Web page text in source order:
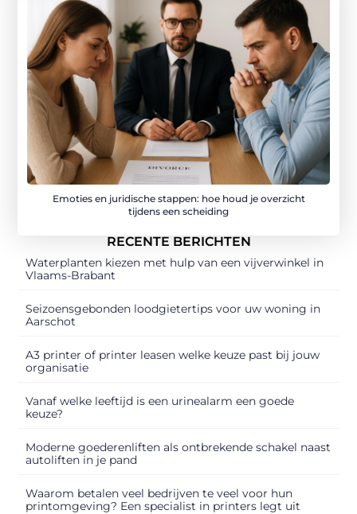
Emoties en juridische stappen: hoe houd je overzicht
tijdens een scheiding
RECENTE BERICHTEN
Waterplanten kiezen met hulp van een vijverwinkel in
Vlaams-Brabant
Seizoensgebonden loodgietertips voor uw woning in
Aarschot
A3 printer of printer leasen welke keuze past bij jouw
organisatie
Vanaf welke leeftijd is een urinealarm een goede
keuze?
Moderne goederenliften als ontbrekende schakel naast
autoliften in je pand
Waarom betalen veel bedrijven te veel voor hun
printomgeving? Een specialist in printers legt uit